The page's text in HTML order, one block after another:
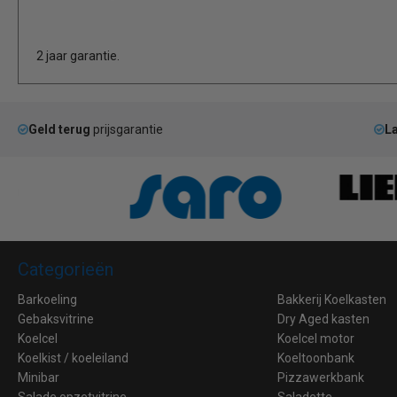
2 jaar garantie.
Geld terug prijsgarantie
Categorieën
Barkoeling Bakkerij Koelkasten
Gebaksvitrine
Dry Aged kasten
Koelcel
Koelcel motor
Koelkist / koeleiland
Koeltoonbank
Minibar
Pizzawerkbank